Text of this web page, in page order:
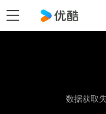
数据获取